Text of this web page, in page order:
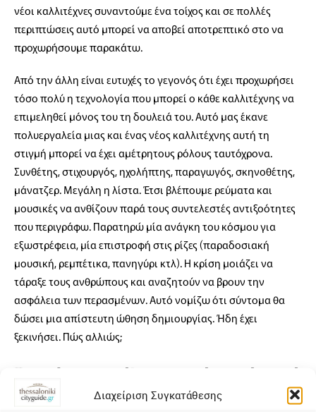
Διαχείριση Συγκατάθεσης
νέοι καλλιτέχνες συναντούμε ένα τοίχος και σε πολλές
περιπτώσεις αυτό μπορεί να αποβεί αποτρεπτικό στο να
προχωρήσουμε παρακάτω.
Από την άλλη είναι ευτυχές το γεγονός ότι έχει προχωρήσει
τόσο πολύ η τεχνολογία που μπορεί ο κάθε καλλιτέχνης να
επιμεληθεί μόνος του τη δουλειά του. Αυτό μας έκανε
πολυεργαλεία μιας και ένας νέος καλλιτέχνης αυτή τη
στιγμή μπορεί να έχει αμέτρητους ρόλους ταυτόχρονα.
Συνθέτης, στιχουργός, ηχολήπτης, παραγωγός, σκηνοθέτης,
μάνατζερ. Μεγάλη η λίστα. Έτσι βλέπουμε ρεύματα και
μουσικές να ανθίζουν παρά τους συντελεστές αντιξοότητες
που περιγράφω. Παρατηρώ μία ανάγκη του κόσμου για
εξωστρέφεια, μία επιστροφή στις ρίζες (παραδοσιακή
μουσική, ρεμπέτικα, πανηγύρι κτλ). Η κρίση μοιάζει να
τάραξε τους ανθρώπους και αναζητούν να βρουν την
ασφάλεια των περασμένων. Αυτό νομίζω ότι σύντομα θα
δώσει μια απίστευτη ώθηση δημιουργίας. Ήδη έχει
ξεκινήσει. Πώς αλλιώς;
Ποιο μήνυμα θα θέλατε να περάσετε μέσα από
τη μουσική σας στους θαυμαστές σας;